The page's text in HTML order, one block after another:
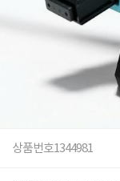
상품번호1344981